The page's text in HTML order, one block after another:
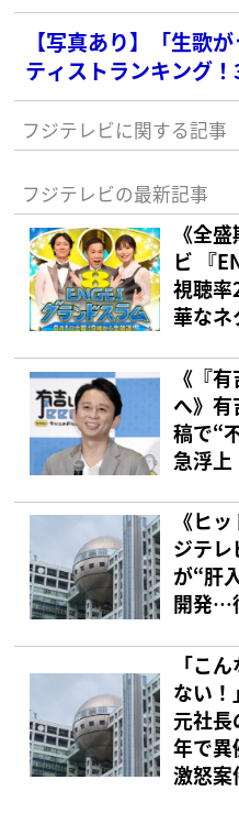
【写真あり】「生歌
ティストランキング
を抑えた1位は？
フジテレビに関する記事
フジテレビの最新記事
《全
ビ 『
視聴
華なネ
《『
へ》
稿で“
急浮上
《ヒ
ジテ
が“肝
開発…
「こ
ない
元社
年で
激怒案